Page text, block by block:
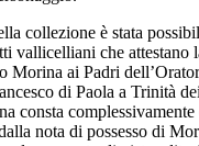
collezione è stata
vallicelliani che attestano
Morina ai Padri
di Paola a Trinità
consta
nota di possesso di